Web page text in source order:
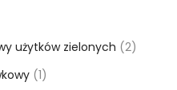
użytków zielonych (2)
(1)